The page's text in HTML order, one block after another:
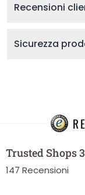
Recensioni
Sicurezza
Trusted Shops
147 Recensioni